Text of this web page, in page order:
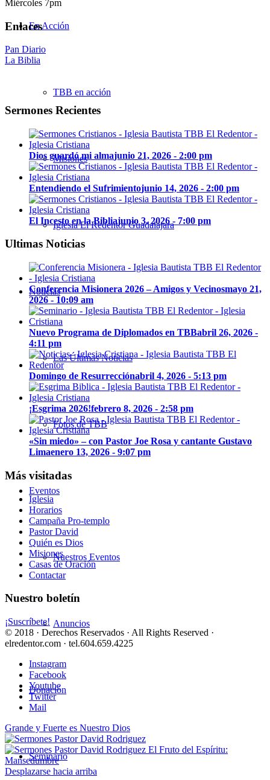
En Acción
TBB en acción
Misiones
Iglesia El Redentor Guadalajara
Noticias
Las Últimas Noticias
Fotos de TBB
Eventos
Nuestros Eventos
Anuncios
Donación
Seminario
Miércoles 7pm
Enlaces
Pan Diario
La Biblia
Sermones Recientes
Dios guardó mi almajunio 21, 2026 - 2:00 pm
Entendiendo el Sufrimientojunio 14, 2026 - 2:00 pm
El Incesto en la Bibliajunio 3, 2026 - 7:00 pm
Ultimas Noticias
Conferencia Misionera 2026 – Amigos y Vecinosmayo 21,
2026 - 10:09 am
Nuevo Programa de Diplomados en TBBabril 26, 2026 -
4:11 pm
Domingo de Resurrecciónabril 4, 2026 - 5:13 pm
¡Esgrima 2026!febrero 8, 2026 - 2:58 pm
«Sin miedo» – con Pastor Joe Rosa y cantante Gustavo
Limaenero 13, 2026 - 9:07 pm
Más visitadas
Iglesia
Horarios
Campaña Pro-templo
Pastor David
Quién es Dios
Misiones
Casas de Oración
Contactar
Nuestro boletín
¡Suscríbete!
© 2018 · Derechos Reservados · All Rights Reserved ·
elredentor.com · tel.604.659.4225
Instagram
Facebook
Youtube
Twitter
Mail
Grande y Fuerte es Nuestro Dios
El Fruto del Espíritu:
Mansedumbre
Desplazarse hacia arriba